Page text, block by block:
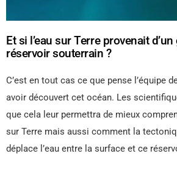
Et si l’eau sur Terre provenait
réservoir souterrain ?
C’est en tout cas ce que pense l’équipe
avoir découvert cet océan. Les
que cela leur permettra de mieux
sur Terre mais aussi comment la
déplace l’eau entre la surface et ce